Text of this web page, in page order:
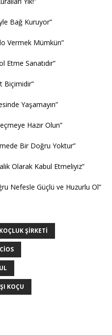
Bağ Kuruyor”
Vermek Mümkün”
Etme Sanatıdır”
Biçimidir”
Yaşamayın”
Hazır Olun”
Bir Doğru Yoktur”
Olarak Kabul Etmeliyiz”
Nefesle Güçlü ve Huzurlu Ol”
ŞIRKETI
KOÇU